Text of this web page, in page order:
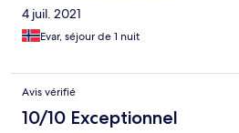
4 juil. 2021
Evar, séjour de 1 nuit
Avis vérifié
10/10 Exceptionnel